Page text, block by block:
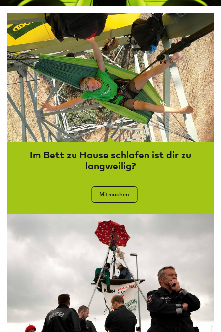
Im Bett zu Hause schlafen ist dir zu
langweilig?
Mitmachen